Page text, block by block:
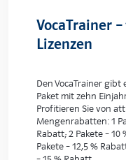
VocaTrainer –
Lizenzen
Den VocaTrainer gibt
Paket mit zehn
Profitieren Sie von
Mengenrabatten: 1
Rabatt; 2 Pakete – 10
Pakete – 12,5 %